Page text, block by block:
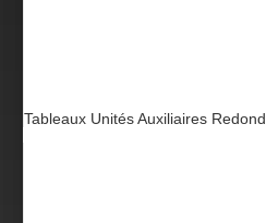
Tableaux Unités Auxiliaires